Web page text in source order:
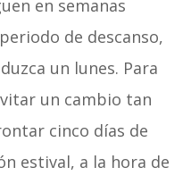
en semanas
de descanso,
un lunes. Para
un cambio tan
cinco días de
estival, a la hora de